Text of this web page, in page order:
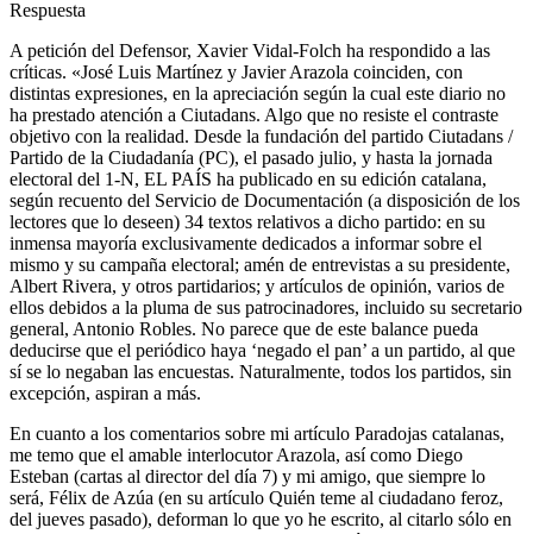
Respuesta
A petición del Defensor, Xavier Vidal-Folch ha respondido a las
críticas. «José Luis Martínez y Javier Arazola coinciden, con
distintas expresiones, en la apreciación según la cual este diario no
ha prestado atención a Ciutadans. Algo que no resiste el contraste
objetivo con la realidad. Desde la fundación del partido Ciutadans /
Partido de la Ciudadanía (PC), el pasado julio, y hasta la jornada
electoral del 1-N, EL PAÍS ha publicado en su edición catalana,
según recuento del Servicio de Documentación (a disposición de los
lectores que lo deseen) 34 textos relativos a dicho partido: en su
inmensa mayoría exclusivamente dedicados a informar sobre el
mismo y su campaña electoral; amén de entrevistas a su presidente,
Albert Rivera, y otros partidarios; y artículos de opinión, varios de
ellos debidos a la pluma de sus patrocinadores, incluido su secretario
general, Antonio Robles. No parece que de este balance pueda
deducirse que el periódico haya ‘negado el pan’ a un partido, al que
sí se lo negaban las encuestas. Naturalmente, todos los partidos, sin
excepción, aspiran a más.
En cuanto a los comentarios sobre mi artículo Paradojas catalanas,
me temo que el amable interlocutor Arazola, así como Diego
Esteban (cartas al director del día 7) y mi amigo, que siempre lo
será, Félix de Azúa (en su artículo Quién teme al ciudadano feroz,
del jueves pasado), deforman lo que yo he escrito, al citarlo sólo en